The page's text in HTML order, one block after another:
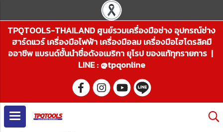
TPQTOOLS-THAILAND ศูนย์รวมเครื่องมือช่าง อุปกรณ์ช่าง
ฮาร์ดแวร์ เครื่องมือไฟฟ้า เครื่องมือลม เครื่องมือไฮโดรลิคมื
ออาชีพ แบรนด์ชั้นนำชื่อดังอเมริกา ยุโรป ของแท้ทุกรายการ |
LINE : @tpqonline